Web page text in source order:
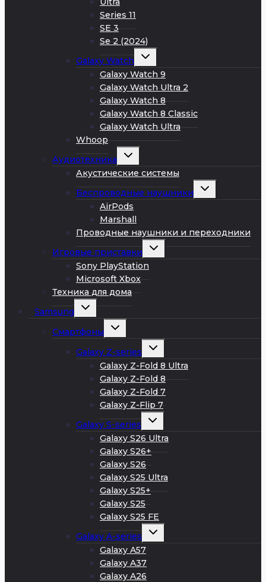
Series 11
SE 3
Se 2 (2024)
Galaxy Watch
Развернуть
дочернее
меню
Galaxy Watch 9
Galaxy Watch Ultra 2
Galaxy Watch 8
Galaxy Watch 8 Classic
Galaxy Watch Ultra
Whoop
Аудиотехника
Развернуть
дочернее
меню
Акустические системы
Беспроводные наушники
Развернуть
дочернее
AirPods
Marshall
Проводные наушники и переходники
Игровые приставки
Развернуть
дочернее
меню
Sony PlayStation
Microsoft Xbox
Техника для дома
Samsung
Развернуть
дочернее
Смартфоны
Развернуть
дочернее
Galaxy Z-series
Развернуть
дочернее
меню
Galaxy Z-Fold 8 Ultra
Galaxy Z-Fold 8
Galaxy Z-Fold 7
Galaxy Z-Flip 7
Galaxy S-series
Развернуть
дочернее
меню
Galaxy S26 Ultra
Galaxy S26+
Galaxy S26
Galaxy S25 Ultra
Galaxy S25+
Galaxy S25
Galaxy S25 FE
Galaxy A-series
Развернуть
дочернее
меню
Galaxy A57
Galaxy A37
Galaxy A26